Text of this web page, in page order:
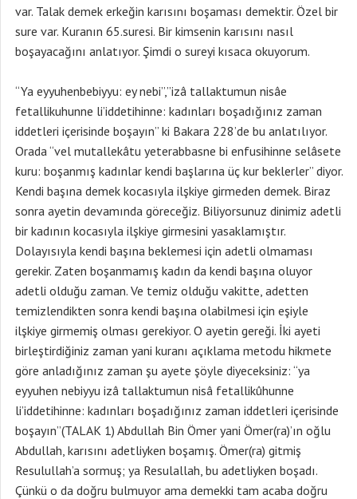
var. Talak demek erkeğin karısını boşaması demektir. Özel bir
sure var. Kuranın 65.suresi. Bir kimsenin karısını nasıl
boşayacağını anlatıyor. Şimdi o sureyi kısaca okuyorum.
“Ya eyyuhenbebiyyu: ey nebi”,”izâ tallaktumun nisâe
fetallikuhunne li’iddetihinne: kadınları boşadığınız zaman
iddetleri içerisinde boşayın” ki Bakara 228’de bu anlatılıyor.
Orada “vel mutallekâtu yeterabbasne bi enfusihinne selâsete
kuru: boşanmış kadınlar kendi başlarına üç kur beklerler” diyor.
Kendi başına demek kocasıyla ilşkiye girmeden demek. Biraz
sonra ayetin devamında göreceğiz. Biliyorsunuz dinimiz adetli
bir kadının kocasıyla ilşkiye girmesini yasaklamıştır.
Dolayısıyla kendi başına beklemesi için adetli olmaması
gerekir. Zaten boşanmamış kadın da kendi başına oluyor
adetli olduğu zaman. Ve temiz olduğu vakitte, adetten
temizlendikten sonra kendi başına olabilmesi için eşiyle
ilşkiye girmemiş olması gerekiyor. O ayetin gereği. İki ayeti
birleştirdiğiniz zaman yani kuranı açıklama metodu hikmete
göre anladığınız zaman şu ayete şöyle diyeceksiniz: “ya
eyyuhen nebiyyu izâ tallaktumun nisâ fetallikûhunne
li’iddetihinne: kadınları boşadığınız zaman iddetleri içerisinde
boşayın”(TALAK 1) Abdullah Bin Ömer yani Ömer(ra)’ın oğlu
Abdullah, karısını adetliyken boşamış. Ömer(ra) gitmiş
Resulullah’a sormuş; ya Resulallah, bu adetliyken boşadı.
Çünkü o da doğru bulmuyor ama demekki tam acaba doğru